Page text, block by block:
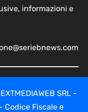
informazioni e
SRL -
Codice Fiscale e